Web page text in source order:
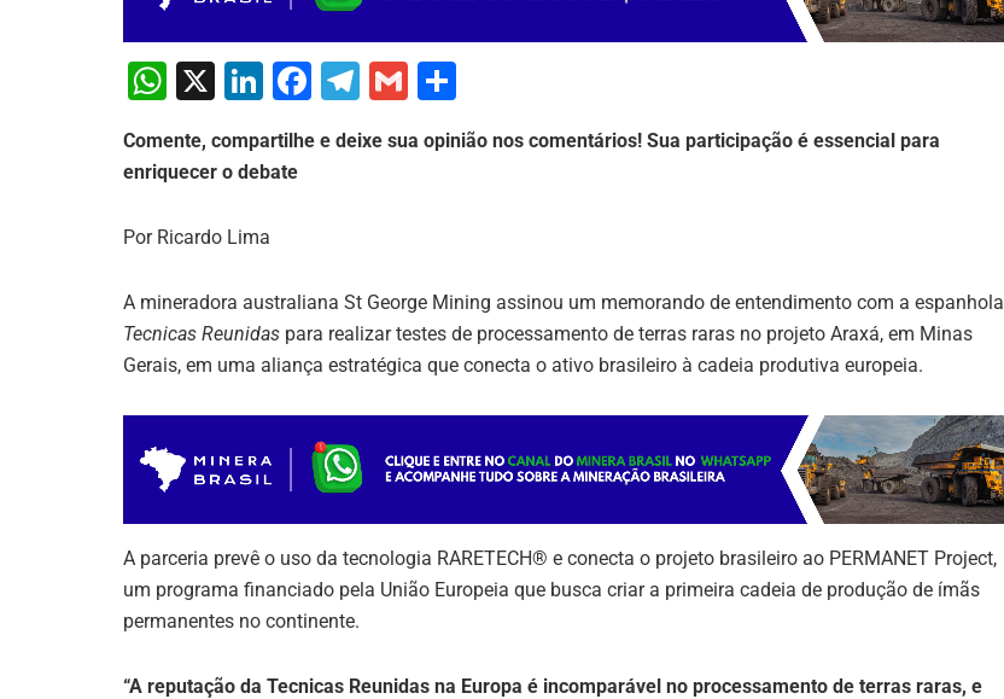
W
at
s
A
p
X
Li
k
dI
F
c
o
k
T
el
e
G
ai
h
ar
Comente, compartilhe e deixe sua opinião nos comentários! Sua participação é essencial para
enriquecer o debate
Por Ricardo Lima
A mineradora australiana St George Mining assinou um memorando de entendimento com a espanhola
Tecnicas Reunidas para realizar testes de processamento de terras raras no projeto Araxá, em Minas
Gerais, em uma aliança estratégica que conecta o ativo brasileiro à cadeia produtiva europeia.
A parceria prevê o uso da tecnologia RARETECH® e conecta o projeto brasileiro ao PERMANET Project,
um programa financiado pela União Europeia que busca criar a primeira cadeia de produção de ímãs
permanentes no continente.
“A reputação da Tecnicas Reunidas na Europa é incomparável no processamento de terras raras, e